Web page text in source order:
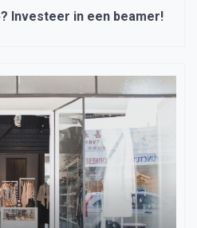
Investeer in een beamer!